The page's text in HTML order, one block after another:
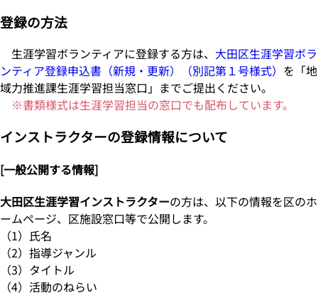
登録の方法
生涯学習ボランティアに登録する方は、 大田区生涯学習ボラ
ンティア登録申込書（新規・更新）（別記第１号様式） を「地
域力推進課生涯学習担当窓口」までご提出ください。
※書類様式は生涯学習担当の窓口でも配布しています。
インストラクターの登録情報について
[一般公開する情報]
大田区生涯学習インストラクターの方は、以下の情報を区のホ
ームページ、区施設窓口等で公開します。
（1）氏名
（2）指導ジャンル
（3）タイトル
（4）活動のねらい